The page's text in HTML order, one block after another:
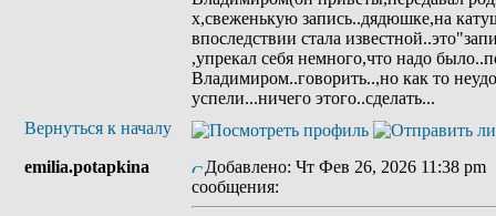
х,свеженькую запись..дядюшке,на
впоследствии стала
,упрекал себя немного,что надо
Владимиром..говорить..,но как то
успели...ничего этого..сделать...
Вернуться к началу
emilia.potapkina Добавлено: Чт Фев 26, 2026 11:38 pm
сообщения: